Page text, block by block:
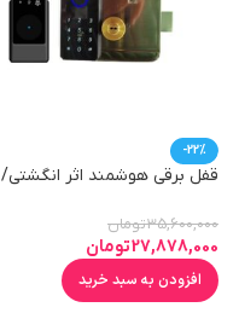
-22%
قفل برقی هوشمند اثر انگشتی/
35,600,000تومان
27,878,000تومان
افزودن به سبد خرید